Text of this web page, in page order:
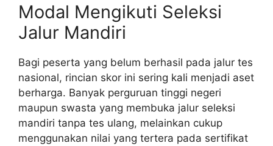
Modal Mengikuti Seleksi
Jalur Mandiri
Bagi peserta yang belum berhasil pada jalur tes
nasional, rincian skor ini sering kali menjadi aset
berharga. Banyak perguruan tinggi negeri
maupun swasta yang membuka jalur seleksi
mandiri tanpa tes ulang, melainkan cukup
menggunakan nilai yang tertera pada sertifikat